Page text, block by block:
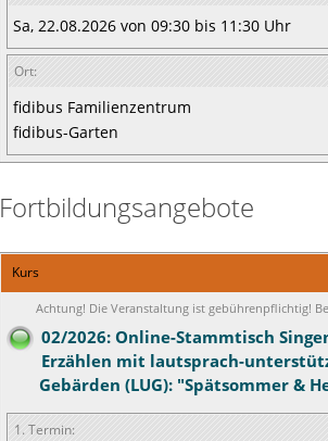
Sa, 22.08.2026 von 09:30 bis 11:30 Uhr
Ort:
fidibus Familienzentrum
fidibus-Garten
Fortbildungsangebote
Kurs
Achtung! Die Veranstaltung ist gebührenpflichtig!
02/2026: Online-Stammtisch
Erzählen mit lautsprach-
Gebärden (LUG): "Spätsommer &
1. Termin: